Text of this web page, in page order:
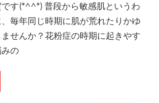
す(*^^*) 普段から敏感肌というわ
毎年同じ時期に肌が荒れたりかゆ
せんか？花粉症の時期に起きやす
の